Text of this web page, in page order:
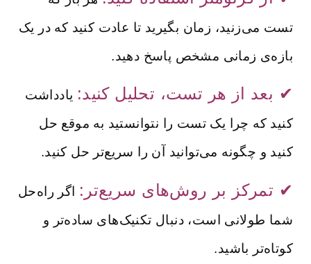
تست می‌زنید، زمان بگیرید تا عادت کنید که در یک
بازه‌ی زمانی مشخص پاسخ دهید.
✔ بعد از هر تست، تحلیل کنید: یادداشت
کنید که چرا یک تست را نتوانستید به موقع حل
کنید و چگونه می‌توانید آن را سریع‌تر حل کنید.
✔ تمرکز بر روش‌های سریع‌تر: اگر راه‌حل
شما طولانی است، دنبال تکنیک‌های ساده‌تر و
کوتاه‌تر باشید.